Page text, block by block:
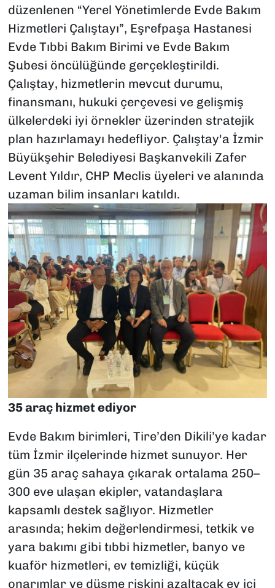
düzenlenen “Yerel Yönetimlerde Evde Bakım
Hizmetleri Çalıştayı”, Eşrefpaşa Hastanesi
Evde Tıbbi Bakım Birimi ve Evde Bakım
Şubesi öncülüğünde gerçekleştirildi.
Çalıştay, hizmetlerin mevcut durumu,
finansmanı, hukuki çerçevesi ve gelişmiş
ülkelerdeki iyi örnekler üzerinden stratejik
plan hazırlamayı hedefliyor. Çalıştay'a İzmir
Büyükşehir Belediyesi Başkanvekili Zafer
Levent Yıldır, CHP Meclis üyeleri ve alanında
uzaman bilim insanları katıldı.
35 araç hizmet ediyor
Evde Bakım birimleri, Tire’den Dikili’ye kadar
tüm İzmir ilçelerinde hizmet sunuyor. Her
gün 35 araç sahaya çıkarak ortalama 250–
300 eve ulaşan ekipler, vatandaşlara
kapsamlı destek sağlıyor. Hizmetler
arasında; hekim değerlendirmesi, tetkik ve
yara bakımı gibi tıbbi hizmetler, banyo ve
kuaför hizmetleri, ev temizliği, küçük
onarımlar ve düşme riskini azaltacak ev içi